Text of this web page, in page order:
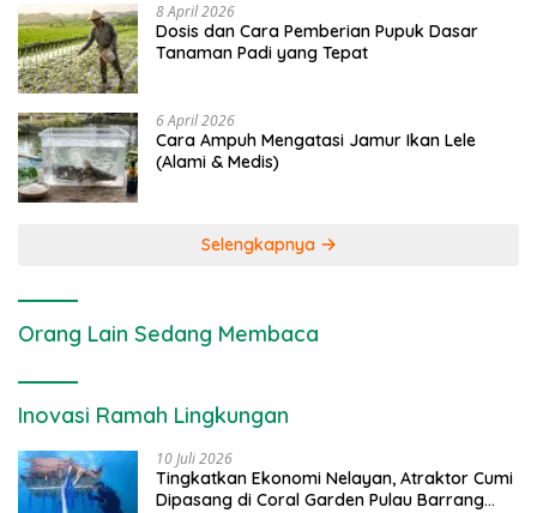
8 April 2026
Dosis dan Cara Pemberian Pupuk Dasar
Tanaman Padi yang Tepat
6 April 2026
Cara Ampuh Mengatasi Jamur Ikan Lele
(Alami & Medis)
Selengkapnya
Orang Lain Sedang Membaca
Inovasi Ramah Lingkungan
10 Juli 2026
Tingkatkan Ekonomi Nelayan, Atraktor Cumi
Dipasang di Coral Garden Pulau Barrang